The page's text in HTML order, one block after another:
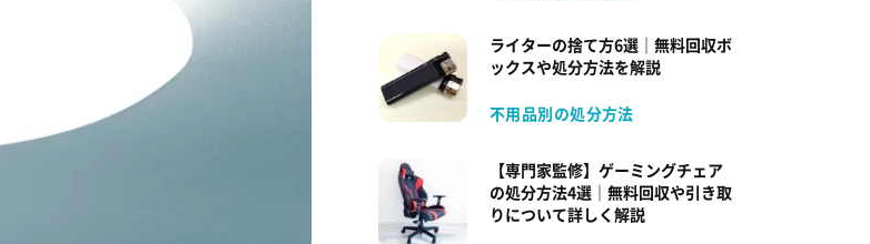
ライターの捨て方6選｜無料回収ボ
ックスや処分方法を解説
不用品別の処分方法
【専門家監修】ゲーミングチェア
の処分方法4選｜無料回収や引き取
りについて詳しく解説